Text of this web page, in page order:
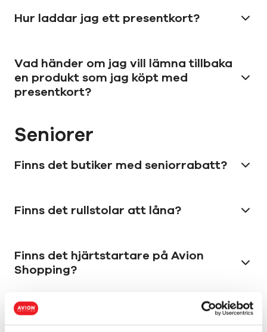
Hur laddar jag ett presentkort?
Vad händer om jag vill lämna tillbaka
en produkt som jag köpt med
presentkort?
Seniorer
Finns det butiker med seniorrabatt?
Finns det rullstolar att låna?
Finns det hjärtstartare på Avion
Shopping?
Kan jag åka buss till Avion Shopping?